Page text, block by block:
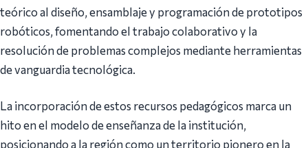
teórico al diseño, ensamblaje y programación de prototipos
robóticos, fomentando el trabajo colaborativo y la
resolución de problemas complejos mediante herramientas
de vanguardia tecnológica.
La incorporación de estos recursos pedagógicos marca un
hito en el modelo de enseñanza de la institución,
posicionando a la región como un territorio pionero en la